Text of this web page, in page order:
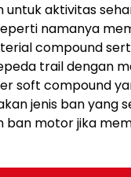
untuk aktivitas
namanya
compound
trail dengan
soft compound
jenis ban yang
ban motor jika